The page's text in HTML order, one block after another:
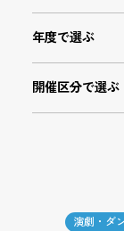
演劇・ダ